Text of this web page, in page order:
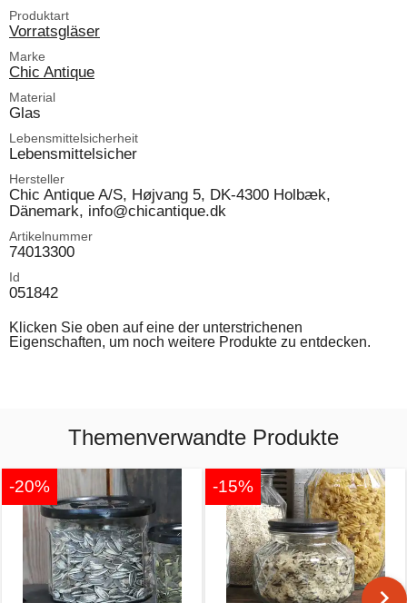
Produktart
Vorratsgläser
Marke
Chic Antique
Material
Glas
Lebensmittelsicherheit
Lebensmittelsicher
Hersteller
Chic Antique A/S, Højvang 5, DK-4300 Holbæk,
Dänemark, info@chicantique.dk
Artikelnummer
74013300
Id
051842
Klicken Sie oben auf eine der unterstrichenen
Eigenschaften, um noch weitere Produkte zu entdecken.
Themenverwandte Produkte
-20% -15%